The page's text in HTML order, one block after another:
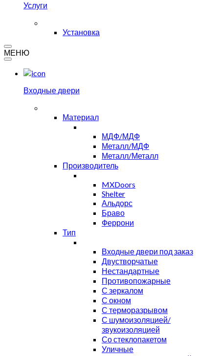
Услуги
Установка
МЕНЮ
Входные двери
Материал
МДФ/МДФ
Металл/МДФ
Металл/Металл
Производитель
MXDoors
Shelter
Альдорс
Браво
Феррони
Тип
Входные двери под заказ
Двустворчатые
Нестандартные
Противопожарные
С зеркалом
С окном
С терморазрывом
С шумоизоляцией/
звукоизоляцией
Со стеклопакетом
Уличные